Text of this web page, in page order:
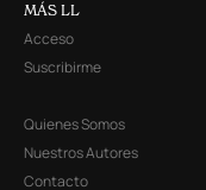
MÁS LL
Acceso
Suscribirme
Quienes Somos
Nuestros Autores
Contacto